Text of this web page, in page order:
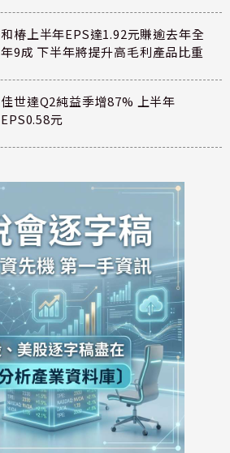
和椿上半年EPS達1.92元賺逾去年全
年9成 下半年將提升高毛利產品比重
佳世達Q2純益季增87% 上半年
EPS0.58元